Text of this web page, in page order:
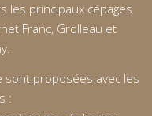
les principaux cépages
Franc, Grolleau et
sont proposées avec les
: